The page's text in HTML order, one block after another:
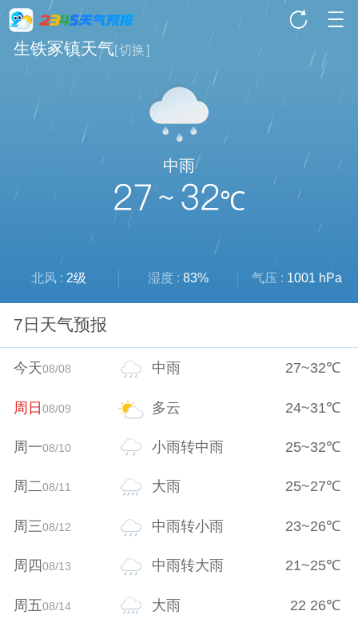
生铁冢镇天气[切换]
中雨
27 ~ 32℃
北风 : 2级 湿度 : 83% 气压 : 1001 hPa
7日天气预报
今天08/08 中雨 27~32℃
周日08/09 多云 24~31℃
周一08/10 小雨转中雨 25~32℃
周二08/11 大雨 25~27℃
周三08/12 中雨转小雨 23~26℃
周四08/13 中雨转大雨 21~25℃
周五08/14 大雨 22 26℃